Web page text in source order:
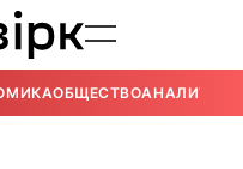
ОБЩЕСТВОАНАЛИТИКА